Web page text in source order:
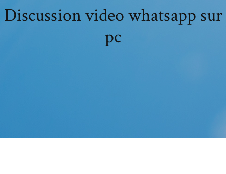
Discussion video whatsapp sur
pc